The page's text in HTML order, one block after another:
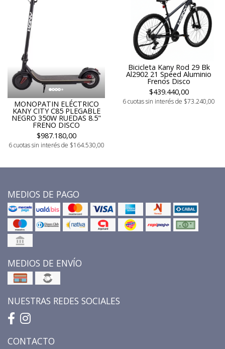
MONOPATIN ELÉCTRICO
KANY CITY C85 PLEGABLE
NEGRO 350W RUEDAS 8.5"
FRENO DISCO
$987.180,00
6 cuotas sin interés de $164.530,00
Bicicleta Kany Rod 29 Bk
Al2902 21 Speed Aluminio
Frenos Disco
$439.440,00
6 cuotas sin interés de $73.240,00
MEDIOS DE PAGO
MEDIOS DE ENVÍO
NUESTRAS REDES SOCIALES
CONTACTO